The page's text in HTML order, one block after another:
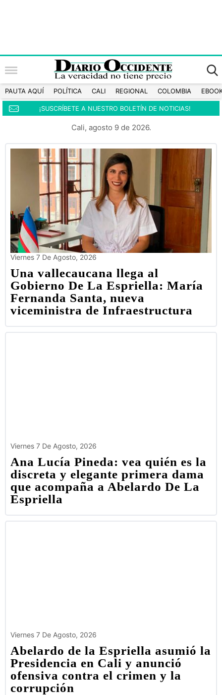
PAUTA AQUÍ POLÍTICA CALI REGIONAL COLOMBIA
¡SUSCRÍBETE A NUESTRO BOLETÍN DE NOTICIAS!
Cali, agosto 9 de 2026.
Viernes 7 De Agosto, 2026
Una vallecaucana llega al
Gobierno De La Espriella: María
Fernanda Santa, nueva
viceministra de Infraestructura
Viernes 7 De Agosto, 2026
Ana Lucía Pineda: vea quién es la
discreta y elegante primera dama
que acompaña a Abelardo De La
Espriella
Viernes 7 De Agosto, 2026
Abelardo de la Espriella asumió la
Presidencia en Cali y anunció
ofensiva contra el crimen y la
corrupción